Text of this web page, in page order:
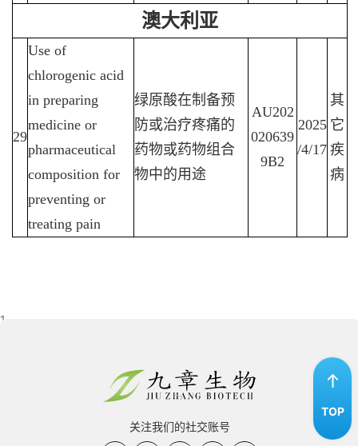
澳大利亚
29
Use of
chlorogenic acid
in preparing
medicine or
pharmaceutical
composition for
preventing or
treating pain
绿原酸在制备预
防或治疗疼痛的
药物或药物组合
物中的用途
AU202
020639
9B2
2025
/4/17
其
它
疾
病
1
TOP
关注我们的社交账号